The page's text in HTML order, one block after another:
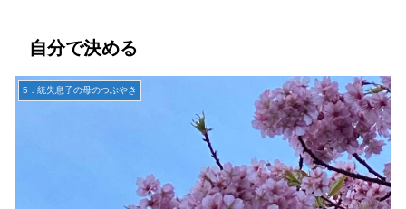
自分で決める
5．統失息子の母のつぶやき